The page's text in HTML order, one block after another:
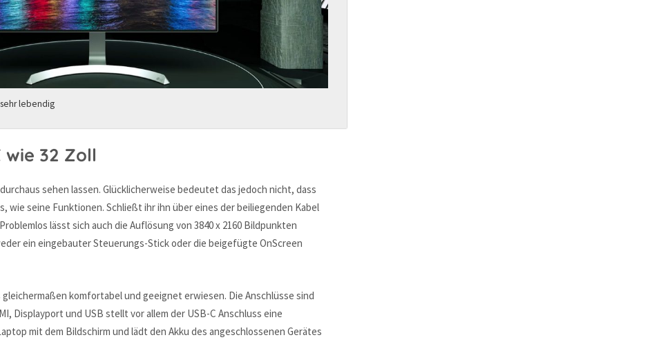
sehr lebendig
wie 32 Zoll
sehen lassen. Glücklicherweise bedeutet das jedoch nicht, dass
wie seine Funktionen. Schließt ihr ihn über eines der beiliegenden Kabel
lässt sich auch die Auflösung von 3840 x 2160 Bildpunkten
ein eingebauter Steuerungs-Stick oder die beigefügte OnScreen
komfortabel und geeignet erwiesen. Die Anschlüsse sind
Displayport und USB stellt vor allem der USB-C Anschluss eine
mit dem Bildschirm und lädt den Akku des angeschlossenen Gerätes